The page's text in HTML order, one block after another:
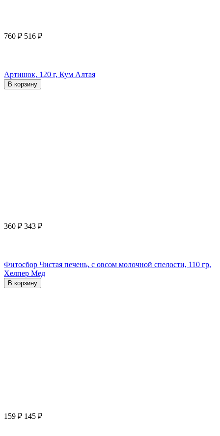
760 ₽ 516 ₽
Артишок, 120 г, Кум Алтая
В корзину
360 ₽ 343 ₽
Фитосбор Чистая печень, с овсом молочной спелости, 110 гр,
Хелпер Мед
В корзину
159 ₽ 145 ₽